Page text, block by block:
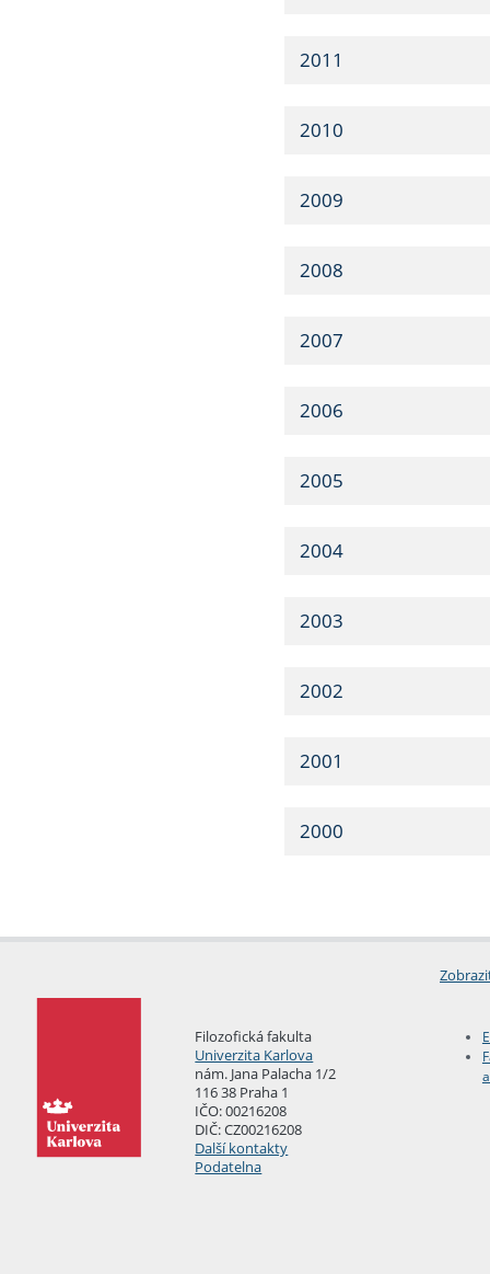
2011
2010
2009
2008
2007
2006
2005
2004
2003
2002
2001
2000
Filozofická fakulta
Univerzita Karlova
nám. Jana Palacha 1/2
116 38 Praha 1
IČO: 00216208
DIČ: CZ00216208
Další kontakty
Podatelna